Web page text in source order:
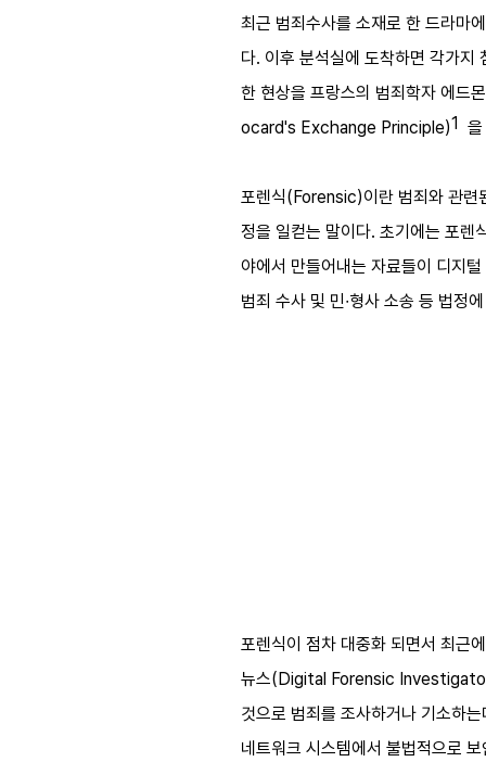
최근 범죄수사를 소재로 한 드라마
다. 이후 분석실에 도착하면 각가지
한 현상을 프랑스의 범죄학자 에
ocard's Exchange Principle)1
포렌식(Forensic)이란 범죄와 관련
정을 일컫는 말이다. 초기에는 포
야에서 만들어내는 자료들이 디지
범죄 수사 및 민∙형사 소송 등 법정
포렌식이 점차 대중화 되면서 최근
뉴스(Digital Forensic
것으로 범죄를 조사하거나 기소하
네트워크 시스템에서 불법적으로